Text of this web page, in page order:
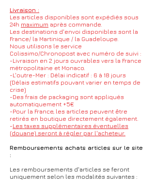
Livraison :
Les articles disponibles sont expédiés sous
24h maximum après commande.
Les destinations d'envoi disponibles sont la
France/ la Martinique / la Guadeloupe.
Nous utilisons le service
Colissimo/Chronopost avec numéro de suivi :
-Livraison en 2 jours ouvrables vers la France
métropolitaine et Monaco.
-L'outre-Mer : Délai indicatif : 6 à 18 jours
(Délais estimatifs pouvant varier en temps de
crise)
-Des frais de packaging sont appliqués
automatiquement +5€
-Pour la France, les articles peuvent être
retirés en boutique directement également.
-Les taxes supplémentaires éventuelles
(douane) seront à régler par l'acheteur.
Remboursements achats articles sur le site
:
Les remboursements d'articles se feront
uniquement selon les modalités suivantes :